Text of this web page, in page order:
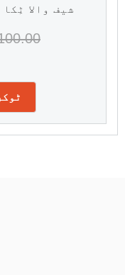
شیف والا ٹِکا